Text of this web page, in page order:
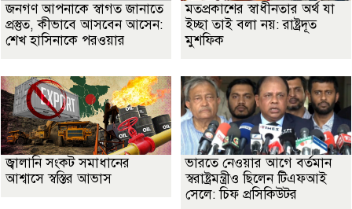
জনগণ আপনাকে স্বাগত জানাতে
প্রস্তুত, কীভাবে আসবেন আসেন:
শেখ হাসিনাকে পরওয়ার
মতপ্রকাশের স্বাধীনতার অর্থ যা
ইচ্ছা তাই বলা নয়: রাষ্ট্রদূত
মুশফিক
জ্বালানি সংকট সমাধানের
আশ্বাসে স্বস্তির আভাস
ভারতে নেওয়ার আগে বর্তমান
স্বরাষ্ট্রমন্ত্রীও ছিলেন টিএফআই
সেলে: চিফ প্রসিকিউটর